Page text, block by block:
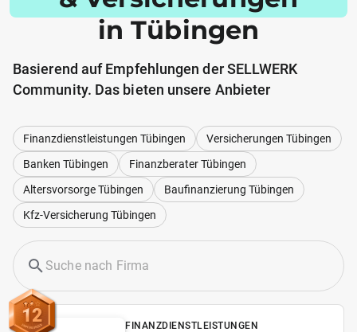
in Tübingen
Basierend auf Empfehlungen der SELLWERK
Community. Das bieten unsere Anbieter
Finanzdienstleistungen Tübingen
Versicherungen Tübingen
Banken Tübingen
Finanzberater Tübingen
Altersvorsorge Tübingen
Baufinanzierung Tübingen
Kfz-Versicherung Tübingen
12 FINANZDIENSTLEISTUNGEN